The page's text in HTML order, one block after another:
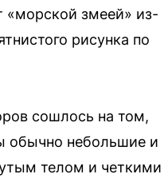
«морской змеей» из-
рисунка по
сошлось на том,
обычно небольшие и
телом и четкими